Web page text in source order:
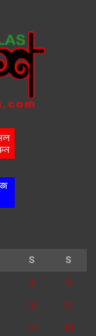
S S
3 4
10 11
17 18